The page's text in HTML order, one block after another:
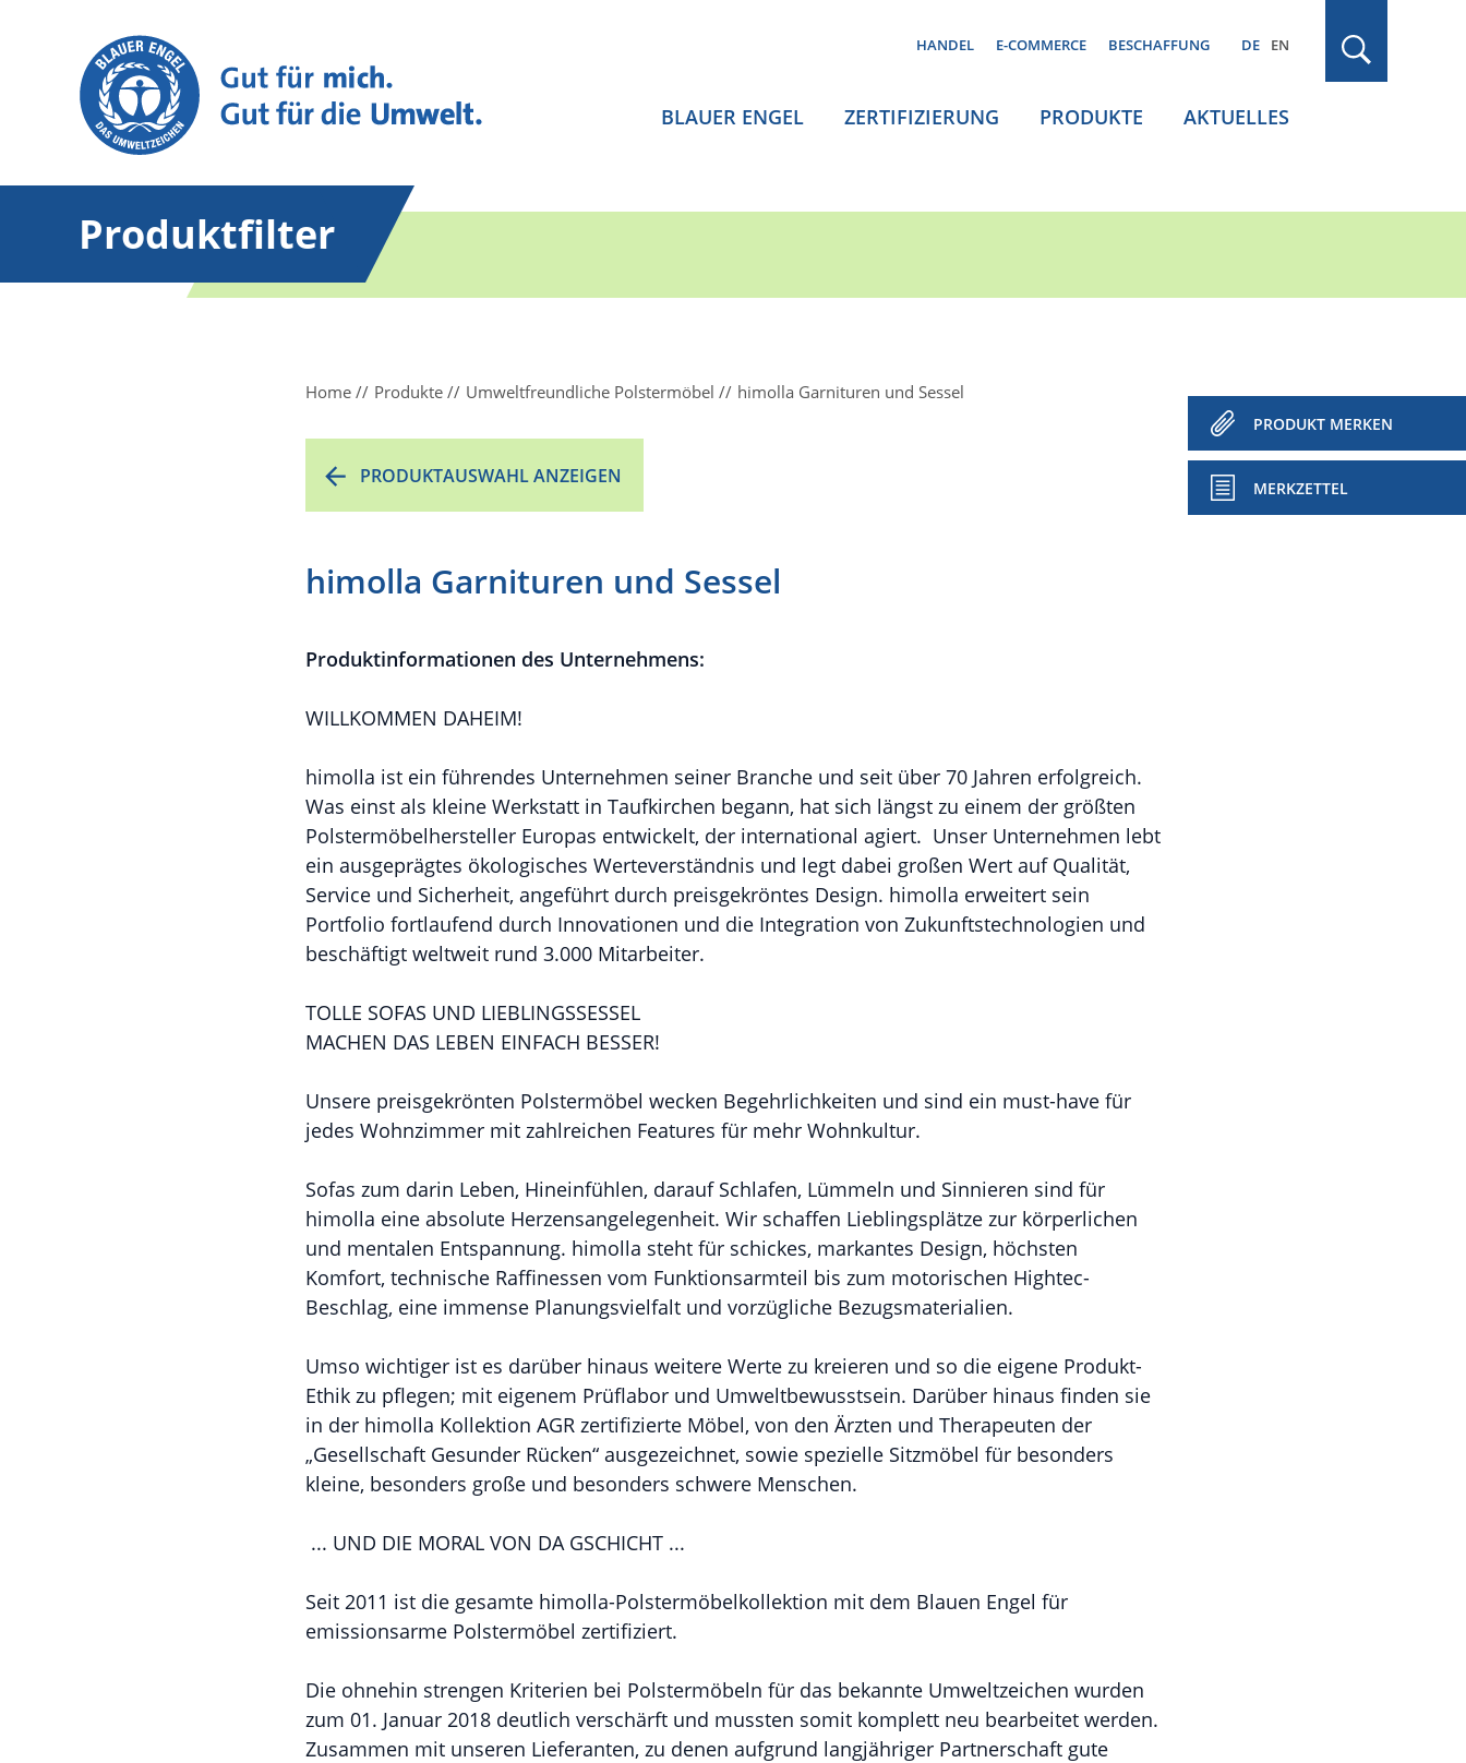
HANDEL E-COMMERCE BESCHAFFUNG DE EN
BLAUER ENGEL ZERTIFIZIERUNG PRODUKTE AKTUELLES
Produktfilter
Home Produkte Umweltfreundliche Polstermöbel himolla Garnituren und Sessel
PRODUKTAUSWAHL ANZEIGEN
PRODUKT MERKEN
MERKZETTEL
himolla Garnituren und Sessel
Produktinformationen des Unternehmens:
WILLKOMMEN DAHEIM!
himolla ist ein führendes Unternehmen seiner Branche und seit über 70 Jahren erfolgreich.
Was einst als kleine Werkstatt in Taufkirchen begann, hat sich längst zu einem der größten
Polstermöbelhersteller Europas entwickelt, der international agiert. Unser Unternehmen lebt
ein ausgeprägtes ökologisches Werteverständnis und legt dabei großen Wert auf Qualität,
Service und Sicherheit, angeführt durch preisgekröntes Design. himolla erweitert sein
Portfolio fortlaufend durch Innovationen und die Integration von Zukunftstechnologien und
beschäftigt weltweit rund 3.000 Mitarbeiter.
TOLLE SOFAS UND LIEBLINGSSESSEL
MACHEN DAS LEBEN EINFACH BESSER!
Unsere preisgekrönten Polstermöbel wecken Begehrlichkeiten und sind ein must-have für
jedes Wohnzimmer mit zahlreichen Features für mehr Wohnkultur.
Sofas zum darin Leben, Hineinfühlen, darauf Schlafen, Lümmeln und Sinnieren sind für
himolla eine absolute Herzensangelegenheit. Wir schaffen Lieblingsplätze zur körperlichen
und mentalen Entspannung. himolla steht für schickes, markantes Design, höchsten
Komfort, technische Raffinessen vom Funktionsarmteil bis zum motorischen Hightec-
Beschlag, eine immense Planungsvielfalt und vorzügliche Bezugsmaterialien.
Umso wichtiger ist es darüber hinaus weitere Werte zu kreieren und so die eigene Produkt-
Ethik zu pflegen; mit eigenem Prüflabor und Umweltbewusstsein. Darüber hinaus finden sie
in der himolla Kollektion AGR zertifizierte Möbel, von den Ärzten und Therapeuten der
„Gesellschaft Gesunder Rücken“ ausgezeichnet, sowie spezielle Sitzmöbel für besonders
kleine, besonders große und besonders schwere Menschen.
... UND DIE MORAL VON DA GSCHICHT ...
Seit 2011 ist die gesamte himolla-Polstermöbelkollektion mit dem Blauen Engel für
emissionsarme Polstermöbel zertifiziert.
Die ohnehin strengen Kriterien bei Polstermöbeln für das bekannte Umweltzeichen wurden
zum 01. Januar 2018 deutlich verschärft und mussten somit komplett neu bearbeitet werden.
Zusammen mit unseren Lieferanten, zu denen aufgrund langjähriger Partnerschaft gute